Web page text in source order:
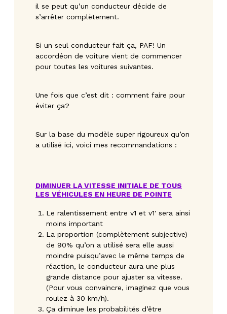
il se peut qu’un conducteur décide de
s’arrêter complètement.
Si un seul conducteur fait ça, PAF! Un
accordéon de voiture vient de commencer
pour toutes les voitures suivantes.
Une fois que c’est dit : comment faire pour
éviter ça?
Sur la base du modèle super rigoureux qu’on
a utilisé ici, voici mes recommandations :
DIMINUER LA VITESSE INITIALE DE TOUS
LES VÉHICULES EN HEURE DE POINTE
Le ralentissement entre v1 et v1' sera ainsi
moins important
La proportion (complètement subjective)
de 90% qu’on a utilisé sera elle aussi
moindre puisqu’avec le même temps de
réaction, le conducteur aura une plus
grande distance pour ajuster sa vitesse.
(Pour vous convaincre, imaginez que vous
roulez à 30 km/h).
Ça diminue les probabilités d’être